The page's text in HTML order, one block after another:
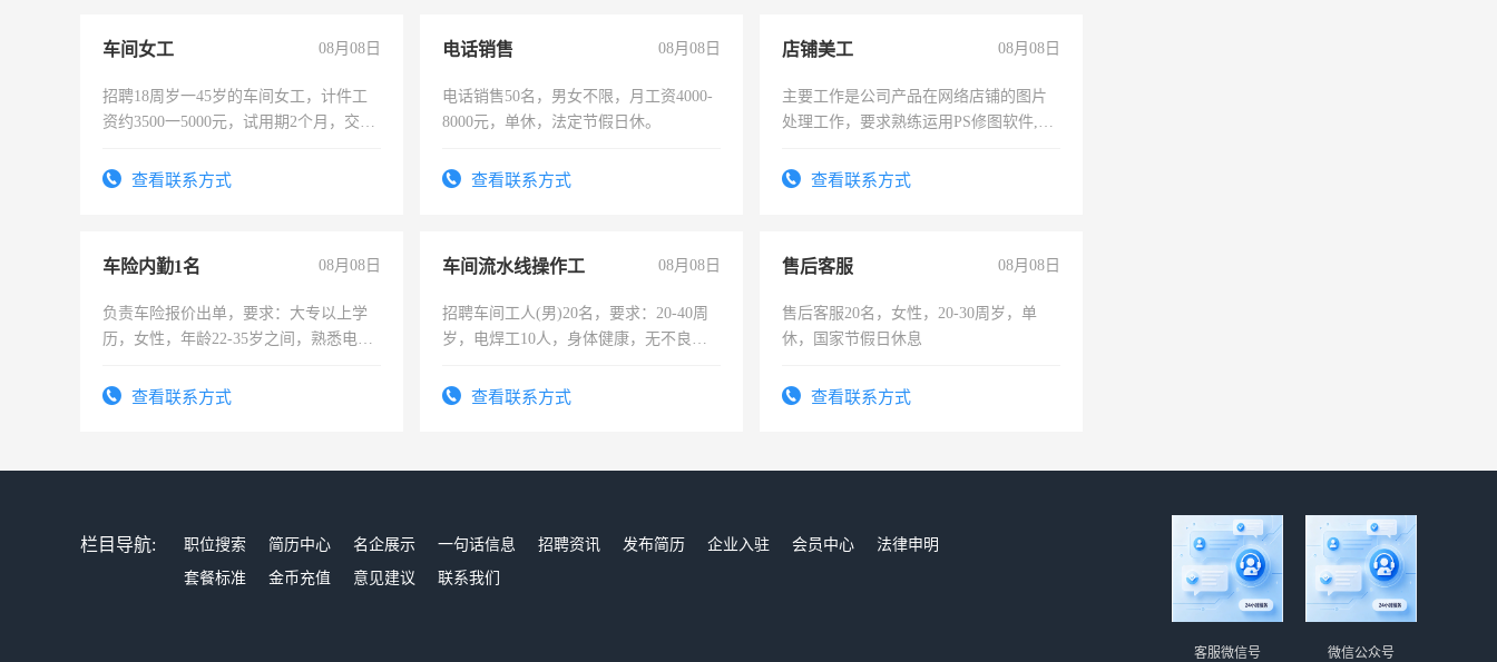
车间女工 08月08日
招聘18周岁一45岁的车间女工，计件工
资约3500一5000元，试用期2个月，交五
查看联系方式
电话销售 08月08日
电话销售50名，男女不限，月工资4000-
8000元，单休，法定节假日休。
查看联系方式
店铺美工 08月08日
主要工作是公司产品在网络店铺的图片
处理工作，要求熟练运用PS修图软件,工
查看联系方式
车险内勤1名 08月08日
负责车险报价出单，要求：大专以上学
历，女性，年龄22-35岁之间，熟悉电脑
试用期1-3个月，转正后交纳五险，
查看联系方式
车间流水线操作工 08月08日
招聘车间工人(男)20名，要求：20-40周
岁，电焊工10人，身体健康，无不良嗜
宿，免费发放劳保用品，两班倒，每月
查看联系方式
售后客服 08月08日
售后客服20名，女性，20-30周岁，单
休，国家节假日休息
查看联系方式
栏目导航: 职位搜索 简历中心 名企展示 一句话信息 招聘资讯 发布简历 企业入驻 会员中心
法律申明
套餐标准
金币充值 意见建议 联系我们
微信公众号
客服微信号